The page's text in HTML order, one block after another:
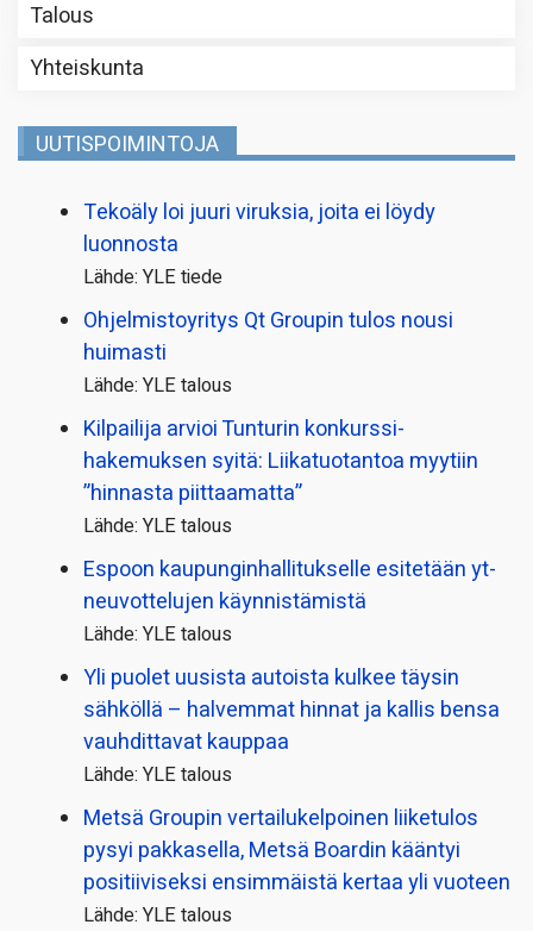
Talous
Yhteiskunta
UUTISPOIMINTOJA
Tekoäly loi juuri viruksia, joita ei löydy
luonnosta
Lähde: YLE tiede
Ohjelmistoyritys Qt Groupin tulos nousi
huimasti
Lähde: YLE talous
Kilpailija arvioi Tunturin konkurssi­
hakemuksen syitä: Liikatuotantoa myytiin
”hinnasta piittaamatta”
Lähde: YLE talous
Espoon kaupungin­hallitukselle esitetään yt-
neuvottelujen käynnistämistä
Lähde: YLE talous
Yli puolet uusista autoista kulkee täysin
sähköllä – halvemmat hinnat ja kallis bensa
vauhdittavat kauppaa
Lähde: YLE talous
Metsä Groupin vertailu­kelpoinen liiketulos
pysyi pakkasella, Metsä Boardin kääntyi
positiiviseksi ensimmäistä kertaa yli vuoteen
Lähde: YLE talous